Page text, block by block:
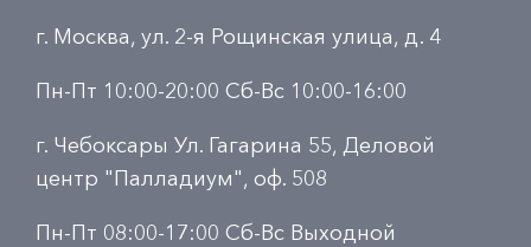
г. Москва, ул. 2-я Рощинская улица, д. 4
Пн-Пт 10:00-20:00 Сб-Вс 10:00-16:00
г. Чебоксары Ул. Гагарина 55, Деловой
центр "Палладиум", оф. 508
Пн-Пт 08:00-17:00 Сб-Вс Выходной